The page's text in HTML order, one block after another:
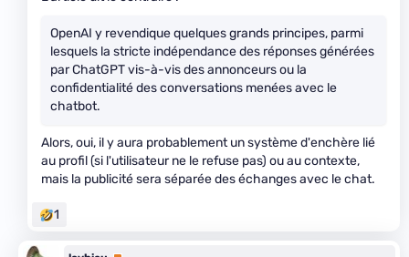
OpenAI y revendique quelques grands principes, parmi
lesquels la stricte indépendance des réponses générées
par ChatGPT vis-à-vis des annonceurs ou la
confidentialité des conversations menées avec le
chatbot.
Alors, oui, il y aura probablement un système d'enchère lié
au profil (si l'utilisateur ne le refuse pas) ou au contexte,
mais la publicité sera séparée des échanges avec le chat.
1